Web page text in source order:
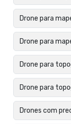
Drone para
Drone para
Drone para
Drone para
Drones com